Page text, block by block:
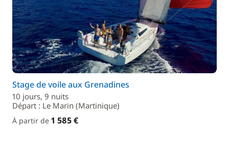
Stage de voile aux Grenadines
10 jours, 9 nuits
Départ : Le Marin (Martinique)
À partir de 1 585 €